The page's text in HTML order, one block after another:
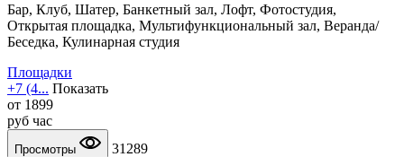
Бар, Клуб, Шатер, Банкетный зал, Лофт, Фотостудия,
Открытая площадка, Мультифункциональный зал, Веранда/
Беседка, Кулинарная студия
Площадки
+7 (4... Показать
от 1899
руб час
Просмотры
31289